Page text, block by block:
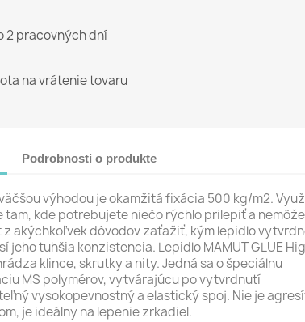
2 pracovných dní
na vrátenie tovaru
Podrobnosti o produkte
výhodou je okamžitá fixácia 500 kg/m2.
tam, kde potrebujete niečo rýchlo prilepiť a
akýchkoľvek dôvodov zaťažiť, kým lepidlo
jeho tuhšia konzistencia. Lepidlo MAMUT GLUE
klince, skrutky a nity. Jedná sa o špeciálnu
MS polymérov, vytvárajúcu po vytvrdnutí
vysokopevnostný a elastický spoj. Nie je
je ideálny na lepenie zrkadiel.